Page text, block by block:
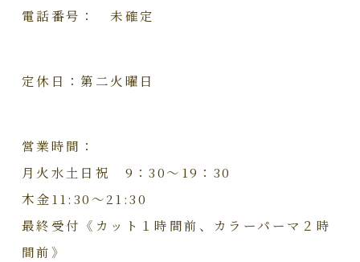
電話番号： 未確定
定休日：第二火曜日
営業時間：
月火水土日祝 9：30～19：30
木金11:30～21:30
最終受付《カット１時間前、カラーパーマ２時
間前》